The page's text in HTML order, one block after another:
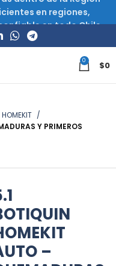
0 $0
Y PRIMEROS
–
en regiones,
en todo Chile.